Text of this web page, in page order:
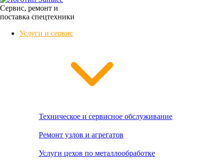
Сервис, ремонт и
поставка спецтехники
Услуги и сервис
Техническое и сервисное обслуживание
Ремонт узлов и агрегатов
Услуги цехов по металлообработке